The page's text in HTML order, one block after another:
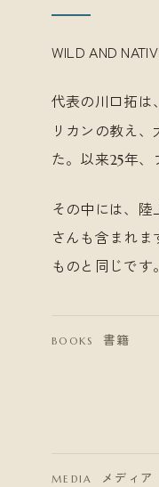
WILD AND
代表の川口拓は、
リカンの教え
た。以来25年、
その中には、
さんも含まれ
ものと同じです。
BOOKS 書籍
MEDIA メディア